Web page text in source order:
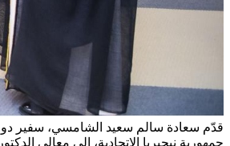
قدّم سعادة سالم سعيد الشامسي، سفير
جمهورية نيجيريا الاتحادية، إلى معالي